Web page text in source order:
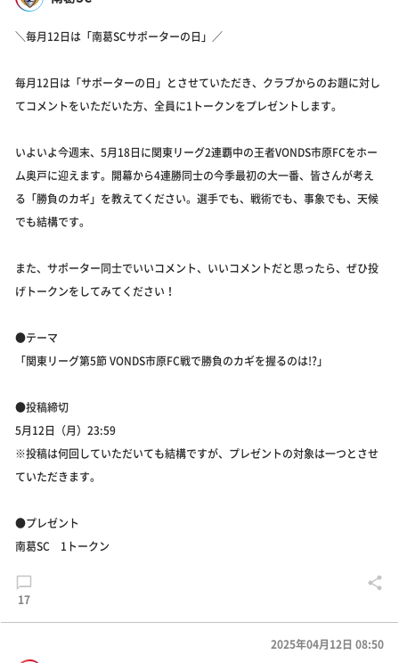
＼毎月12日は「南葛SCサポーターの日」／
毎月12日は「サポーターの日」とさせていただき、クラブからのお題に対し
てコメントをいただいた方、全員に1トークンをプレゼントします。
いよいよ今週末、5月18日に関東リーグ2連覇中の王者VONDS市原FCをホー
ム奥戸に迎えます。開幕から4連勝同士の今季最初の大一番、皆さんが考え
る「勝負のカギ」を教えてください。選手でも、戦術でも、事象でも、天候
でも結構です。
また、サポーター同士でいいコメント、いいコメントだと思ったら、ぜひ投
げトークンをしてみてください！
●テーマ
「関東リーグ第5節 VONDS市原FC戦で勝負のカギを握るのは!?」
●投稿締切
5月12日（月）23:59
※投稿は何回していただいても結構ですが、プレゼントの対象は一つとさせ
ていただきます。
●プレゼント
南葛SC 1トークン
17
2025年04月12日 08:50